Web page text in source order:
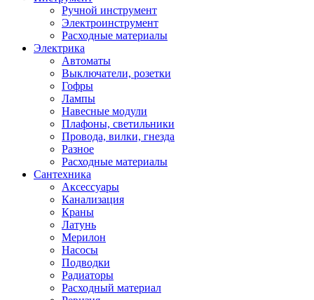
Ручной инструмент
Электроинструмент
Расходные материалы
Электрика
Автоматы
Выключатели, розетки
Гофры
Лампы
Навесные модули
Плафоны, светильники
Провода, вилки, гнезда
Разное
Расходные материалы
Сантехника
Аксессуары
Канализация
Краны
Латунь
Мерилон
Насосы
Подводки
Радиаторы
Расходный материал